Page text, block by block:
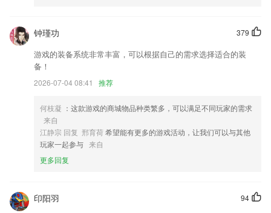
（附近沿途搜索，顺路直达所求
修复部分小错误，
练习试题
添加作品失效重新制作功能。
【酒店】详情页黑科技，挑酒店更便利！
以上就是荣耀棋牌旧版本送6元的介绍，如果您喜欢这款软件，您可以到
379
钟瑾功
游戏的装备系统非常丰富，可以根据自己的需求选择适合的装
备！
2026-07-04 08:41 推荐
何枝凝 ：这款游戏的商城物品种类繁多，可以满足不同玩家的需求
来自
江静宗 回复 邢育荷希望能有更多的游戏活动，让我们可以与其他
玩家一起参与 来自
更多回复
94
印阳羽